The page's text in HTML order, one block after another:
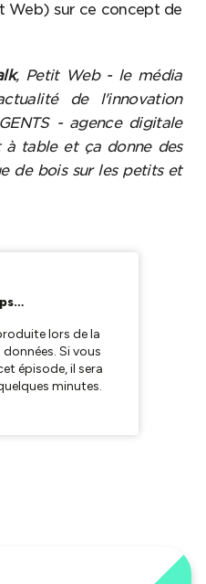
Web) sur ce concept de
, Petit Web - le média
de l'innovation
- agence digitale
table et ça donne des
de bois sur les petits et